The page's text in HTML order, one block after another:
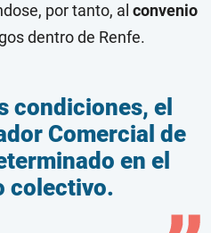
por tanto, al convenio
dentro de Renfe.
condiciones, el
Comercial de
en el
colectivo.